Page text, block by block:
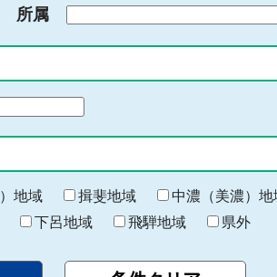
所属
地域 揖斐地域 中濃（美濃）地
下呂地域 飛騨地域 県外